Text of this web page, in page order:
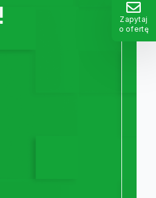
Zapytaj
o ofertę